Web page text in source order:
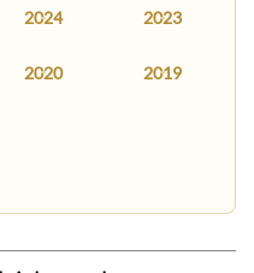
2024 2023
2020 2019